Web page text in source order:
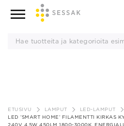
sisältöön
ETUSIVU LAMPUT
LED-LAMPUT
LED ’SMART HOME’ FILAMENTTI KIRKAS
240V 4,5W 450LM 1800-3000K,